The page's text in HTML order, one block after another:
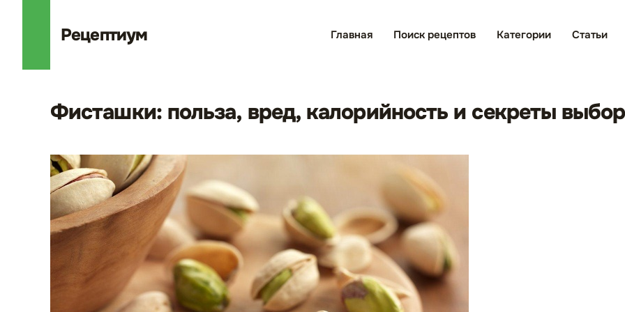
Рецептиум Главная Поиск рецептов Категории Статьи
Фисташки: польза, вред, калорийность и секреты